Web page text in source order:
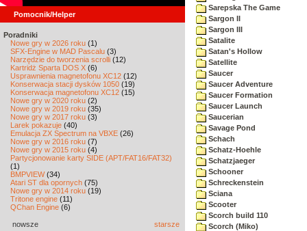
Pomocnik/Helper
Poradniki
Nowe gry w 2026 roku (1)
SFX-Engine w MAD Pascalu (3)
Narzędzie do tworzenia scrolli (12)
Kartridż Sparta DOS X (6)
Usprawnienia magnetofonu XC12 (12)
Konserwacja stacji dysków 1050 (19)
Konserwacja magnetofonu XC12 (15)
Nowe gry w 2020 roku (2)
Nowe gry w 2019 roku (35)
Nowe gry w 2017 roku (3)
Larek pokazuje (40)
Emulacja ZX Spectrum na VBXE (26)
Nowe gry w 2016 roku (7)
Nowe gry w 2015 roku (4)
Partycjonowanie karty SIDE (APT/FAT16/FAT32)
(1)
BMPVIEW(34)
Atari ST dla opornych (75)
Nowe gry w 2014 roku (19)
Tritone engine (11)
QChan Engine (6)
nowsze starsze
Sarepska The Game
Sargon II
Sargon III
Satalite
Satan's Hollow
Satellite
Saucer
Saucer Adventure
Saucer Formation
Saucer Launch
Saucerian
Savage Pond
Schach
Schatz-Hoehle
Schatzjaeger
Schooner
Schreckenstein
Sciana
Scooter
Scorch build 110
Scorch (Miko)